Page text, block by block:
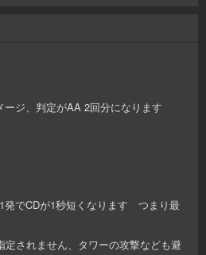
ージ、判定がAA 2回分になります
でCDが1秒短くなります つまり最
されません、タワーの攻撃なども避